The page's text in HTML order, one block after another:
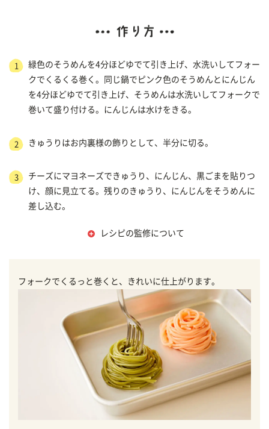
1
緑色のそうめんを4分ほどゆでて引き上げ、水洗いしてフォー
クでくるくる巻く。同じ鍋でピンク色のそうめんとにんじん
を4分ほどゆでて引き上げ、そうめんは水洗いしてフォークで
巻いて盛り付ける。にんじんは水けをきる。
2 きゅうりはお内裏様の飾りとして、半分に切る。
3
チーズにマヨネーズできゅうり、にんじん、黒ごまを貼りつ
け、顔に見立てる。残りのきゅうり、にんじんをそうめんに
差し込む。
レシピの監修について
フォークでくるっと巻くと、きれいに仕上がります。